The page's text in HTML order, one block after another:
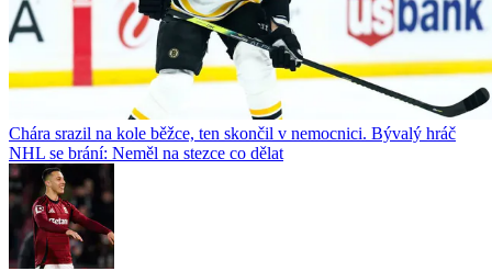
Chára srazil na kole běžce, ten skončil v nemocnici. Bývalý hráč
NHL se brání: Neměl na stezce co dělat